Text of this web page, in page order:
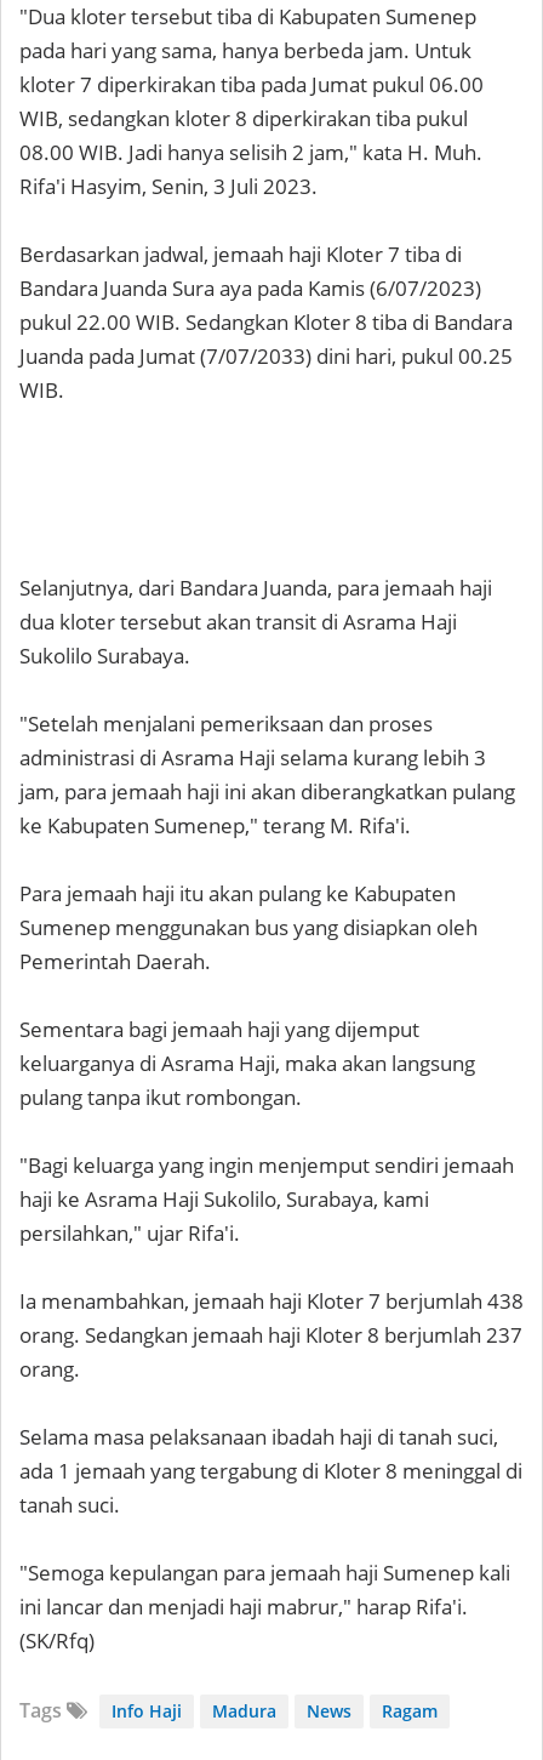
"Dua kloter tersebut tiba di Kabupaten Sumenep
pada hari yang sama, hanya berbeda jam. Untuk
kloter 7 diperkirakan tiba pada Jumat pukul 06.00
WIB, sedangkan kloter 8 diperkirakan tiba pukul
08.00 WIB. Jadi hanya selisih 2 jam," kata H. Muh.
Rifa'i Hasyim, Senin, 3 Juli 2023.
Berdasarkan jadwal, jemaah haji Kloter 7 tiba di
Bandara Juanda Sura aya pada Kamis (6/07/2023)
pukul 22.00 WIB. Sedangkan Kloter 8 tiba di Bandara
Juanda pada Jumat (7/07/2033) dini hari, pukul 00.25
WIB.
Selanjutnya, dari Bandara Juanda, para jemaah haji
dua kloter tersebut akan transit di Asrama Haji
Sukolilo Surabaya.
"Setelah menjalani pemeriksaan dan proses
administrasi di Asrama Haji selama kurang lebih 3
jam, para jemaah haji ini akan diberangkatkan pulang
ke Kabupaten Sumenep," terang M. Rifa'i.
Para jemaah haji itu akan pulang ke Kabupaten
Sumenep menggunakan bus yang disiapkan oleh
Pemerintah Daerah.
Sementara bagi jemaah haji yang dijemput
keluarganya di Asrama Haji, maka akan langsung
pulang tanpa ikut rombongan.
"Bagi keluarga yang ingin menjemput sendiri jemaah
haji ke Asrama Haji Sukolilo, Surabaya, kami
persilahkan," ujar Rifa'i.
Ia menambahkan, jemaah haji Kloter 7 berjumlah 438
orang. Sedangkan jemaah haji Kloter 8 berjumlah 237
orang.
Selama masa pelaksanaan ibadah haji di tanah suci,
ada 1 jemaah yang tergabung di Kloter 8 meninggal di
tanah suci.
"Semoga kepulangan para jemaah haji Sumenep kali
ini lancar dan menjadi haji mabrur," harap Rifa'i.
(SK/Rfq)
Tags Info Haji Madura News Ragam